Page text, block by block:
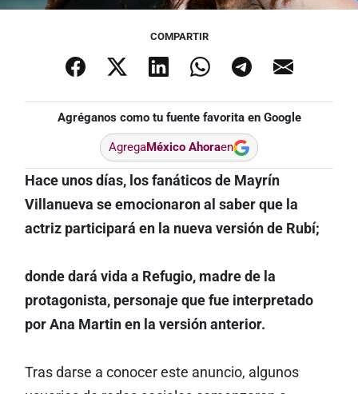
COMPARTIR
Agréganos como tu fuente favorita en Google
AgregaMéxico Ahoraen
Hace unos días, los fanáticos de Mayrín
Villanueva se emocionaron al saber que la
actriz participará en la nueva versión de Rubí;
donde dará vida a Refugio, madre de la
protagonista, personaje que fue interpretado
por Ana Martin en la versión anterior.
Tras darse a conocer este anuncio, algunos